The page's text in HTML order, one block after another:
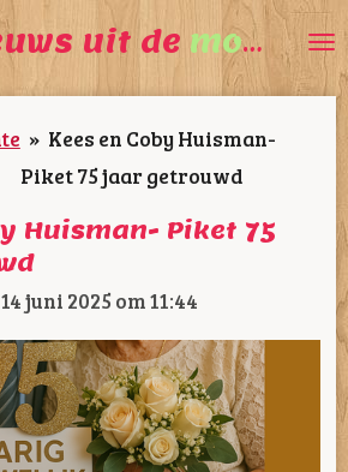
uit de mooiste
» Kees en Coby Huisman-
Piket 75 jaar getrouwd
Huisman- Piket 75
juni 2025 om 11:44